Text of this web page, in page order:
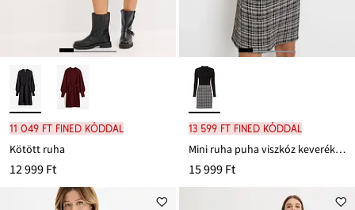
11 049 Ft FINED kóddal
Kötött ruha
12 999 Ft
13 599 Ft FINED kóddal
Mini ruha puha viszkóz keverékből
15 999 Ft